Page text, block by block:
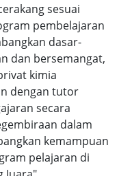
sesuai
pembelajaran
dasar-
dan bersemangat,
kimia
dengan tutor
secara
dalam
kemampuan
pelajaran di